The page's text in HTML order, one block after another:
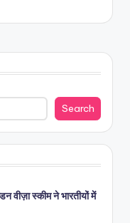
Search
वीज़ा स्कीम ने भारतीयों में